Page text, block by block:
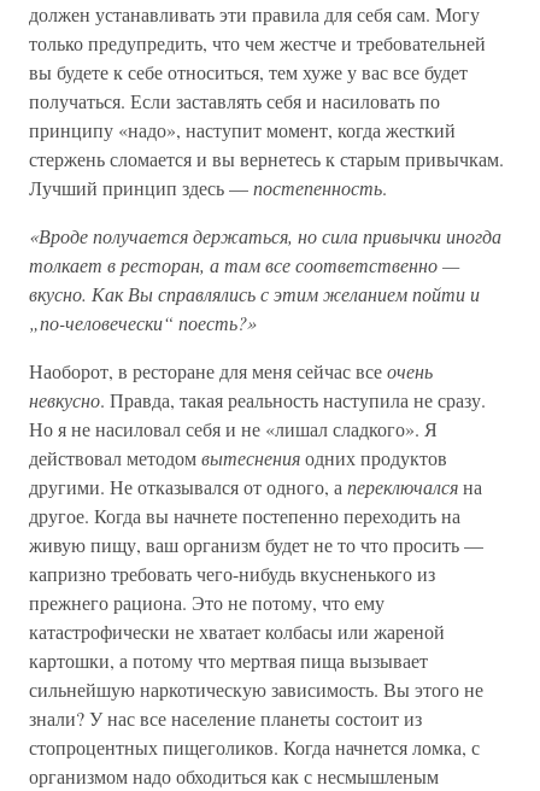
должен устанавливать эти правила для себя сам. Могу
только предупредить, что чем жестче и требовательней
вы будете к себе относиться, тем хуже у вас все будет
получаться. Если заставлять себя и насиловать по
принципу «надо», наступит момент, когда жесткий
стержень сломается и вы вернетесь к старым привычкам.
Лучший принцип здесь —постепенность.
«Вроде получается держаться, но сила привычки иногда
толкает в ресторан, а там все соответственно —
вкусно. Как Вы справлялись с этим желанием пойти и
„по-человечески“ поесть?»
Наоборот, в ресторане для меня сейчас всеочень
невкусно. Правда, такая реальность наступила не сразу.
Но я не насиловал себя и не «лишал сладкого». Я
действовал методомвытесненияодних продуктов
другими. Не отказывался от одного, а переключалсяна
другое. Когда вы начнете постепенно переходить на
живую пищу, ваш организм будет не то что просить —
капризно требовать чего-нибудь вкусненького из
прежнего рациона. Это не потому, что ему
катастрофически не хватает колбасы или жареной
картошки, а потому что мертвая пища вызывает
сильнейшую наркотическую зависимость. Вы этого не
знали? У нас все население планеты состоит из
стопроцентных пищеголиков. Когда начнется ломка, с
организмом надо обходиться как с несмышленым